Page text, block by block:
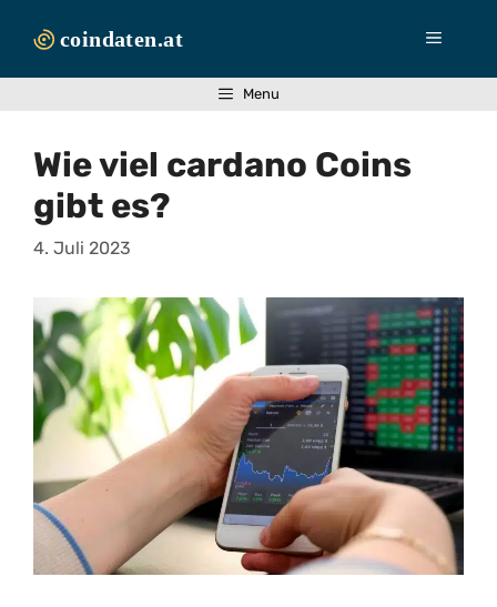
Inhalt
Menü
Menu
Wie viel cardano Coins
gibt es?
4. Juli 2023